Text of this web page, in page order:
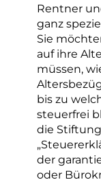
Rentner
ganz
Sie
auf ihre
müssen,
bis zu
steuerfrei
die
der
oder